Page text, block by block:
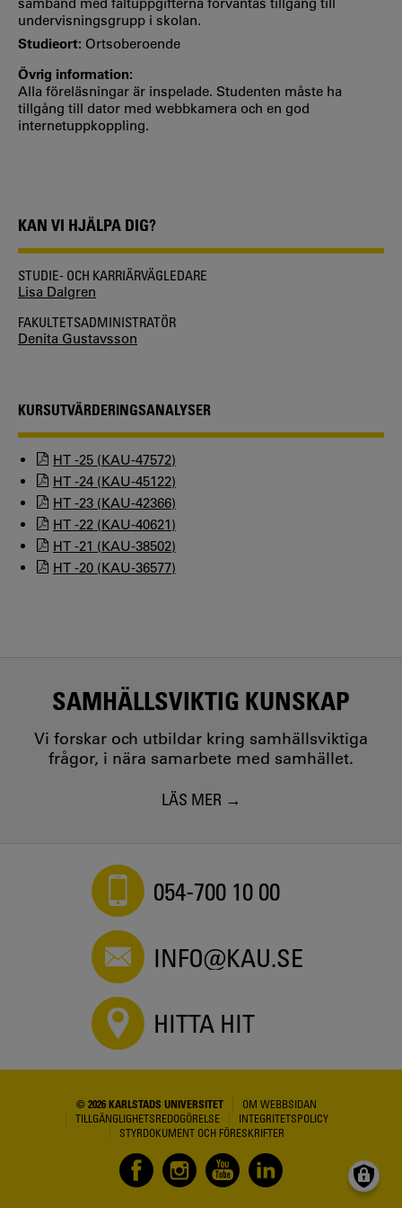
undervisningsgrupp i skolan.
Studieort: Ortsoberoende
Övrig information:
Alla föreläsningar är inspelade. Studenten måste ha
tillgång till dator med webbkamera och en god
internetuppkoppling.
KAN VI HJÄLPA DIG?
STUDIE- OCH KARRIÄRVÄGLEDARE
Lisa Dalgren
FAKULTETSADMINISTRATÖR
Denita Gustavsson
KURSUTVÄRDERINGSANALYSER
HT -25 (KAU-47572)
HT -24 (KAU-45122)
HT -23 (KAU-42366)
HT -22 (KAU-40621)
HT -21 (KAU-38502)
HT -20 (KAU-36577)
SAMHÄLLSVIKTIG KUNSKAP
Vi forskar och utbildar kring samhällsviktiga
frågor, i nära samarbete med samhället.
LÄS MER
054-700 10 00
INFO@KAU.SE
HITTA HIT
© 2026 KARLSTADS UNIVERSITET
OM WEBBSIDAN
TILLGÄNGLIGHETSREDOGÖRELSE
INTEGRITETSPOLICY
STYRDOKUMENT OCH FÖRESKRIFTER